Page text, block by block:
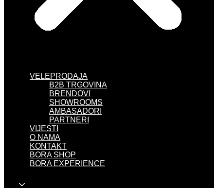
VELEPRODAJA
B2B TRGOVINA
BRENDOVI
SHOWROOMS
AMBASADORI
PARTNERI
VIJESTI
O NAMA
KONTAKT
BORA SHOP
BORA EXPERIENCE